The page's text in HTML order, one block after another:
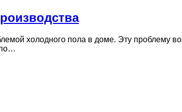
холодного пола в доме. Эту проблему